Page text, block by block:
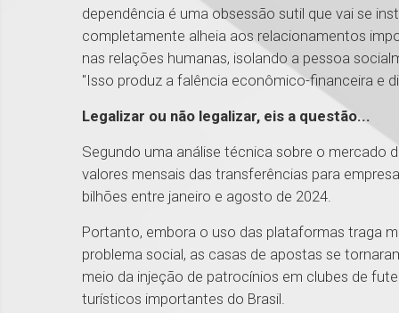
dependência é uma obsessão sutil que vai se
completamente alheia aos relacionamentos
nas relações humanas, isolando a pessoa
"Isso produz a falência econômico-financeira e
Legalizar ou não legalizar, eis a questão...
Segundo uma análise técnica sobre o mercado
valores mensais das transferências para
bilhões entre janeiro e agosto de 2024.
Portanto, embora o uso das plataformas traga
problema social, as casas de apostas se
meio da injeção de patrocínios em clubes de
turísticos importantes do Brasil.